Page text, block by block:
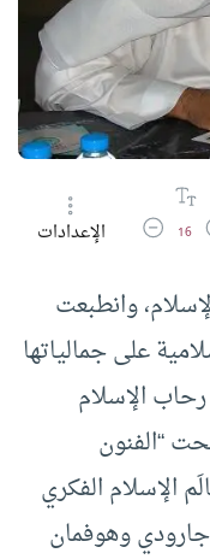
حجم الخط
16 تقليل حجم الخط
الإعدادات
وانطبعت
على جمالياتها
الإسلام
“الفنون
الإسلام الفكري
وهوفمان